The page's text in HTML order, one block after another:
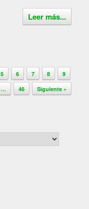
Leer más...
5 6 7 8
9
…
46 Siguiente »